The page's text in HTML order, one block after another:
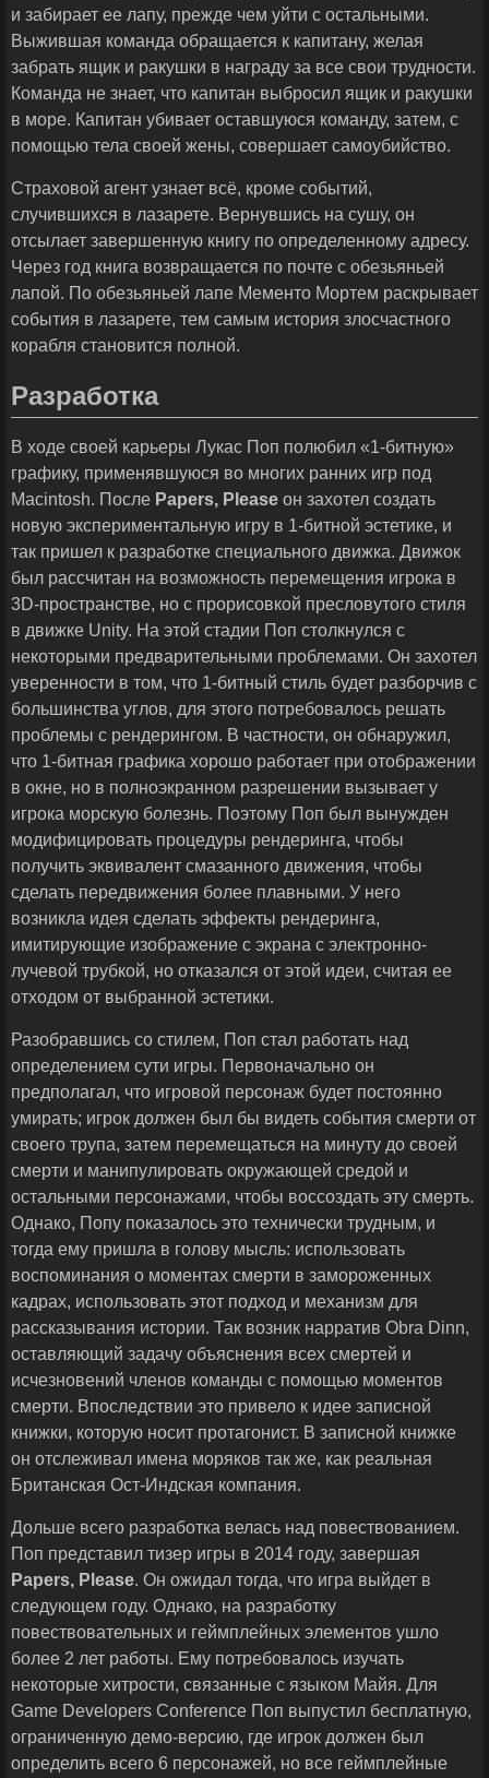
и забирает ее лапу, прежде чем уйти с остальными.
Выжившая команда обращается к капитану, желая
забрать ящик и ракушки в награду за все свои трудности.
Команда не знает, что капитан выбросил ящик и ракушки
в море. Капитан убивает оставшуюся команду, затем, с
помощью тела своей жены, совершает самоубийство.
Страховой агент узнает всё, кроме событий,
случившихся в лазарете. Вернувшись на сушу, он
отсылает завершенную книгу по определенному адресу.
Через год книга возвращается по почте с обезьяньей
лапой. По обезьяньей лапе Мементо Мортем раскрывает
события в лазарете, тем самым история злосчастного
корабля становится полной.
Разработка
В ходе своей карьеры Лукас Поп полюбил «1-битную»
графику, применявшуюся во многих ранних игр под
Macintosh. После Papers, Please он захотел создать
новую экспериментальную игру в 1-битной эстетике, и
так пришел к разработке специального движка. Движок
был рассчитан на возможность перемещения игрока в
3D-пространстве, но с прорисовкой пресловутого стиля
в движке Unity. На этой стадии Поп столкнулся с
некоторыми предварительными проблемами. Он захотел
уверенности в том, что 1-битный стиль будет разборчив с
большинства углов, для этого потребовалось решать
проблемы с рендерингом. В частности, он обнаружил,
что 1-битная графика хорошо работает при отображении
в окне, но в полноэкранном разрешении вызывает у
игрока морскую болезнь. Поэтому Поп был вынужден
модифицировать процедуры рендеринга, чтобы
получить эквивалент смазанного движения, чтобы
сделать передвижения более плавными. У него
возникла идея сделать эффекты рендеринга,
имитирующие изображение с экрана с электронно-
лучевой трубкой, но отказался от этой идеи, считая ее
отходом от выбранной эстетики.
Разобравшись со стилем, Поп стал работать над
определением сути игры. Первоначально он
предполагал, что игровой персонаж будет постоянно
умирать; игрок должен был бы видеть события смерти от
своего трупа, затем перемещаться на минуту до своей
смерти и манипулировать окружающей средой и
остальными персонажами, чтобы воссоздать эту смерть.
Однако, Попу показалось это технически трудным, и
тогда ему пришла в голову мысль: использовать
воспоминания о моментах смерти в замороженных
кадрах, использовать этот подход и механизм для
рассказывания истории. Так возник нарратив Obra Dinn,
оставляющий задачу объяснения всех смертей и
исчезновений членов команды с помощью моментов
смерти. Впоследствии это привело к идее записной
книжки, которую носит протагонист. В записной книжке
он отслеживал имена моряков так же, как реальная
Британская Ост-Индская компания.
Дольше всего разработка велась над повествованием.
Поп представил тизер игры в 2014 году, завершая
Papers, Please. Он ожидал тогда, что игра выйдет в
следующем году. Однако, на разработку
повествовательных и геймплейных элементов ушло
более 2 лет работы. Ему потребовалось изучать
некоторые хитрости, связанные с языком Майя. Для
Game Developers Conference Поп выпустил бесплатную,
ограниченную демо-версию, где игрок должен был
определить всего 6 персонажей, но все геймплейные